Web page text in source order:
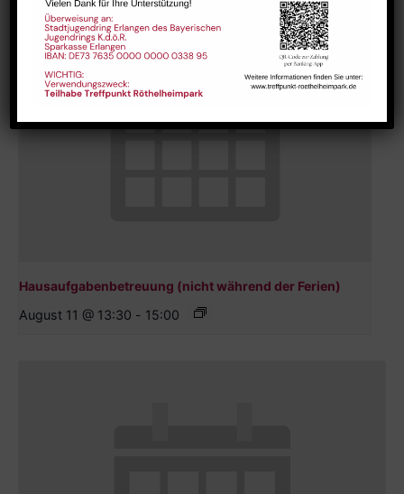
Hausaufgabenbetreuung (nicht während der Ferien)
August 11 @ 13:30 - 15:00